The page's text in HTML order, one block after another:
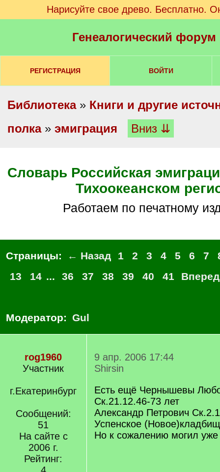
Нарисуйте свое древо. Бесплатно.
Генеалогический
РЕГИСТРАЦИЯ ВОЙТИ
Библиотека» Книги и другие
полка» эмиграция Вниз ⇊
Словарь Российская
Тихоокеанском
Работаем по печатному
Страницы: ← Назад 1 2 3 4 5 6 7
13
14 ... 36 37 38 39 40 41
Модератор: Gul
rog1960
Участник
г.Екатеринбург
Сообщений:
51
На сайте с
2006 г.
Рейтинг:
9 апр. 2006 17:44
Shirsin
Есть ещё Чернышевы
Ск.21.12.46-73 лет
Александр Петрович
Успенское
Но к сожалению могил уже